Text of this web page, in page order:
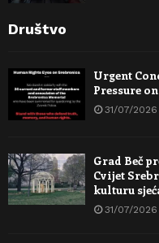
Društvo
Urgent
Pressure
31/07/2026
Grad Beč
Cvijet
kulturu
31/07/2026